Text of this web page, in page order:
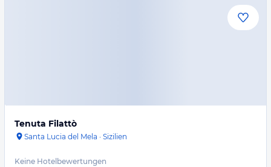
Tenuta Filattò
Santa Lucia del Mela · Sizilien
Keine Hotelbewertungen